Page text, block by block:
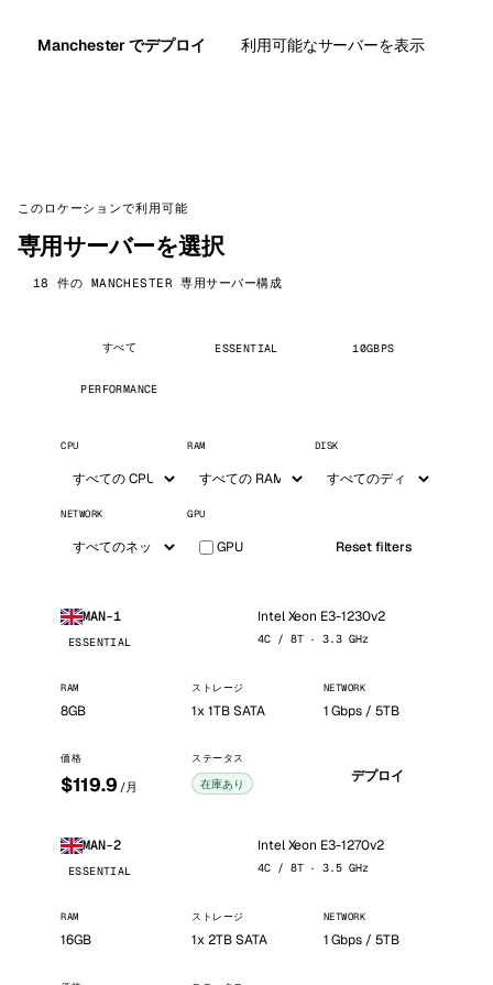
Manchester でデプロイ 利用可能なサーバーを表示
このロケーションで利用可能
専用サーバーを選択
18 件の MANCHESTER 専用サーバー構成
すべて ESSENTIAL 10GBPS
PERFORMANCE
CPU RAM DISK
NETWORK GPU
GPU Reset filters
MAN-1
ESSENTIAL
Intel Xeon E3-1230v2
4C / 8T · 3.3 GHz
RAM
8GB
ストレージ
1x 1TB SATA
NETWORK
1 Gbps / 5TB
価格
$119.9 /月
ステータス
在庫あり デプロイ
MAN-2
ESSENTIAL
Intel Xeon E3-1270v2
4C / 8T · 3.5 GHz
RAM
16GB
ストレージ
1x 2TB SATA
NETWORK
1 Gbps / 5TB